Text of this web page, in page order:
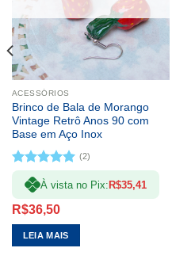
ACESSÓRIOS
Brinco de Bala de Morango
Vintage Retrô Anos 90 com
Base em Aço Inox
Avaliação
5.00de 5
(2)
À vista no Pix:R$35,41
R$36,50
LEIA MAIS